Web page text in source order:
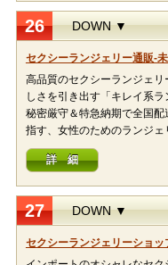
26 DOWN ▼
セクシーランジェリー通販-
高品質のセクシーランジェ
しさを引き出す「キレイ系
秘密厳守＆特急納期で全国
指す、女性のためのランジェ
詳 細
27 DOWN ▼
セクシーランジェリーショッ